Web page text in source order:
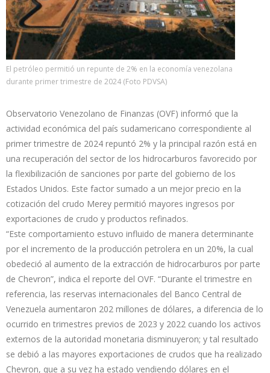
El petróleo permitió un repunte de 2% en la economía venezolana
durante primer trimestre de 2024 (Foto PDVSA)
Observatorio Venezolano de Finanzas (OVF) informó que la
actividad económica del país sudamericano correspondiente al
primer trimestre de 2024 repuntó 2% y la principal razón está en
una recuperación del sector de los hidrocarburos favorecido por
la flexibilización de sanciones por parte del gobierno de los
Estados Unidos. Este factor sumado a un mejor precio en la
cotización del crudo Merey permitió mayores ingresos por
exportaciones de crudo y productos refinados.
“Este comportamiento estuvo influido de manera determinante
por el incremento de la producción petrolera en un 20%, la cual
obedeció al aumento de la extracción de hidrocarburos por parte
de Chevron”, indica el reporte del OVF. “Durante el trimestre en
referencia, las reservas internacionales del Banco Central de
Venezuela aumentaron 202 millones de dólares, a diferencia de lo
ocurrido en trimestres previos de 2023 y 2022 cuando los activos
externos de la autoridad monetaria disminuyeron; y tal resultado
se debió a las mayores exportaciones de crudos que ha realizado
Chevron, que a su vez ha estado vendiendo dólares en el